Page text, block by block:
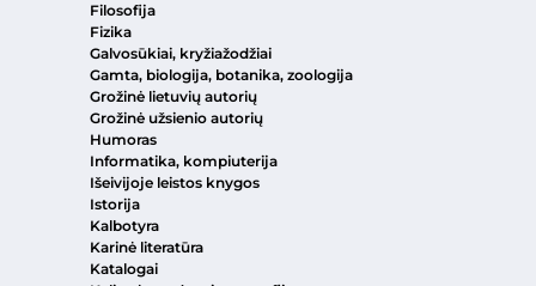
Filosofija
Fizika
Galvosūkiai, kryžiažodžiai
Gamta, biologija, botanika, zoologija
Grožinė lietuvių autorių
Grožinė užsienio autorių
Humoras
Informatika, kompiuterija
Išeivijoje leistos knygos
Istorija
Kalbotyra
Karinė literatūra
Katalogai